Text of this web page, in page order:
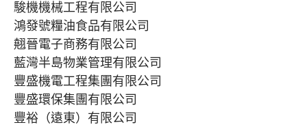
駿機機械工程有限公司
鴻發號糧油食品有限公司
翹晉電子商務有限公司
藍灣半島物業管理有限公司
豐盛機電工程集團有限公司
豐盛環保集團有限公司
豐裕（遠東）有限公司